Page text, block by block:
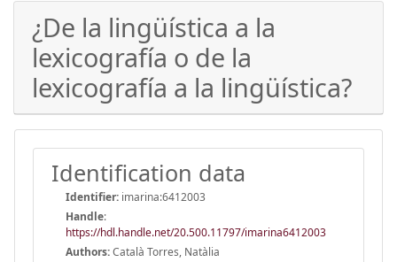
¿De la lingüística a la
lexicografía o de la
lexicografía a la lingüística?
Identification data
Identifier: imarina:6412003
Handle:
https://hdl.handle.net/20.500.11797/imarina6412003
Authors:Català Torres, Natàlia